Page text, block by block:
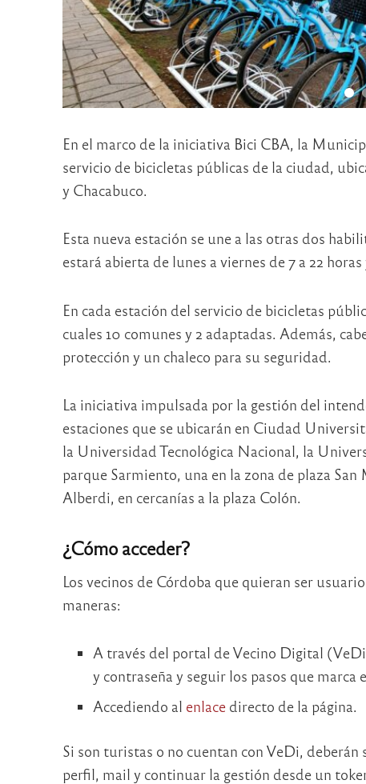
En el marco de la iniciativa Bici CBA, la
servicio de bicicletas públicas de la ciudad,
y Chacabuco.
Esta nueva estación se une a las otras dos
estará abierta de lunes a viernes de 7 a 22
En cada estación del servicio de bicicletas
cuales 10 comunes y 2 adaptadas. Además,
protección y un chaleco para su seguridad.
La iniciativa impulsada por la gestión del
estaciones que se ubicarán en Ciudad
la Universidad Tecnológica Nacional, la
parque Sarmiento, una en la zona de plaza
Alberdi, en cercanías a la plaza Colón.
¿Cómo acceder?
Los vecinos de Córdoba que quieran ser
maneras:
A través del portal de Vecino Digital
y contraseña y seguir los pasos que marca
Accediendo al enlace directo de la página.
Si son turistas o no cuentan con VeDi,
perfil, mail y continuar la gestión desde un